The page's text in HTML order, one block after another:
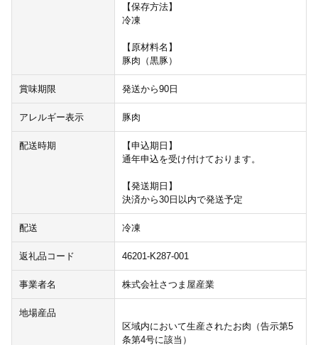
【保存方法】
冷凍
【原材料名】
豚肉（黒豚）
賞味期限 発送から90日
アレルギー表示 豚肉
配送時期
【申込期日】
通年申込を受け付けております。
【発送期日】
決済から30日以内で発送予定
配送 冷凍
返礼品コード 46201-K287-001
事業者名 株式会社さつま屋産業
地場産品
区域内において生産されたお肉（告示第5
条第4号に該当）